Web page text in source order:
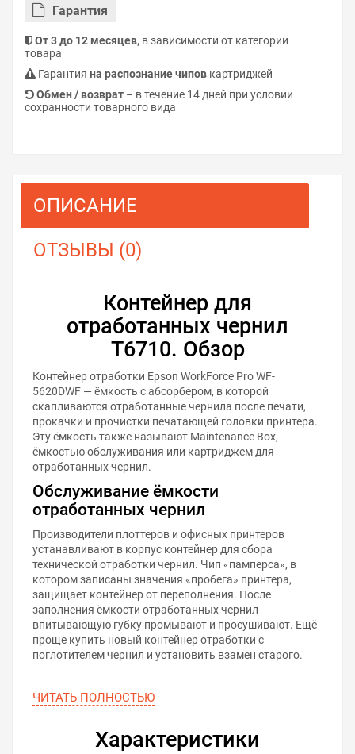
Гарантия
От 3 до 12 месяцев, в зависимости от категории
товара
Гарантия на распознание чипов картриджей
Обмен / возврат – в течение 14 дней при условии
сохранности товарного вида
ОПИСАНИЕ
ОТЗЫВЫ (0)
Контейнер для
отработанных чернил
T6710. Обзор
Контейнер отработки Epson WorkForce Pro WF-
5620DWF — ёмкость с абсорбером, в которой
скапливаются отработанные чернила после печати,
прокачки и прочистки печатающей головки принтера.
Эту ёмкость также называют Maintenance Box,
ёмкостью обслуживания или картриджем для
отработанных чернил.
Обслуживание ёмкости
отработанных чернил
Производители плоттеров и офисных принтеров
устанавливают в корпус контейнер для сбора
технической отработки чернил. Чип «памперса», в
котором записаны значения «пробега» принтера,
защищает контейнер от переполнения. После
заполнения ёмкости отработанных чернил
впитывающую губку промывают и просушивают. Ещё
проще купить новый контейнер отработки с
поглотителем чернил и установить взамен старого.
ЧИТАТЬ ПОЛНОСТЬЮ
Характеристики